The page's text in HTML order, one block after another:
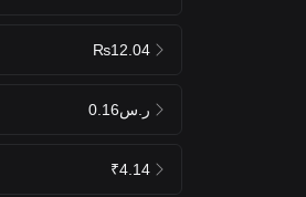
₨12.04
ر.س0.16
₹4.14